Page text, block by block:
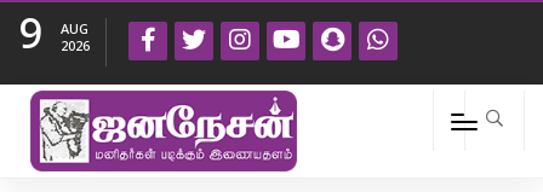
9
AUG
2026